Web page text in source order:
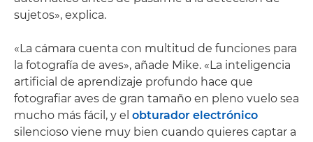
sujetos», explica.
«La cámara cuenta con multitud de funciones para
la fotografía de aves», añade Mike. «La inteligencia
artificial de aprendizaje profundo hace que
fotografiar aves de gran tamaño en pleno vuelo sea
mucho más fácil, y el obturador electrónico
silencioso viene muy bien cuando quieres captar a